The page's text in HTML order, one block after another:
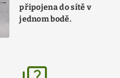
připojena do sítě v
jednom bodě.